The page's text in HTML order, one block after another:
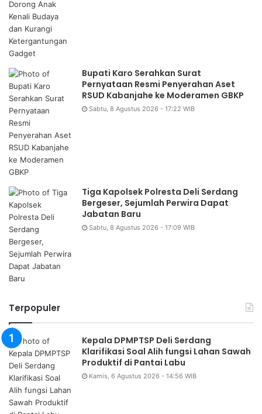
Bupati Karo Serahkan Surat
Pernyataan Resmi Penyerahan Aset
RSUD Kabanjahe ke Moderamen GBKP
Sabtu, 8 Agustus 2026 - 17:22 WIB
Tiga Kapolsek Polresta Deli Serdang
Bergeser, Sejumlah Perwira Dapat
Jabatan Baru
Sabtu, 8 Agustus 2026 - 17:09 WIB
Terpopuler
Kepala DPMPTSP Deli Serdang
Klarifikasi Soal Alih fungsi Lahan Sawah
Produktif di Pantai Labu
Kamis, 6 Agustus 2026 - 14:56 WIB